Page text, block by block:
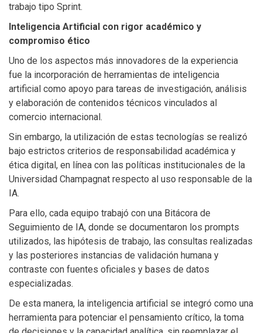
trabajo tipo Sprint.
Inteligencia Artificial con rigor académico y
compromiso ético
Uno de los aspectos más innovadores de la experiencia
fue la incorporación de herramientas de inteligencia
artificial como apoyo para tareas de investigación, análisis
y elaboración de contenidos técnicos vinculados al
comercio internacional.
Sin embargo, la utilización de estas tecnologías se realizó
bajo estrictos criterios de responsabilidad académica y
ética digital, en línea con las políticas institucionales de la
Universidad Champagnat respecto al uso responsable de la
IA.
Para ello, cada equipo trabajó con una Bitácora de
Seguimiento de IA, donde se documentaron los prompts
utilizados, las hipótesis de trabajo, las consultas realizadas
y las posteriores instancias de validación humana y
contraste con fuentes oficiales y bases de datos
especializadas.
De esta manera, la inteligencia artificial se integró como una
herramienta para potenciar el pensamiento crítico, la toma